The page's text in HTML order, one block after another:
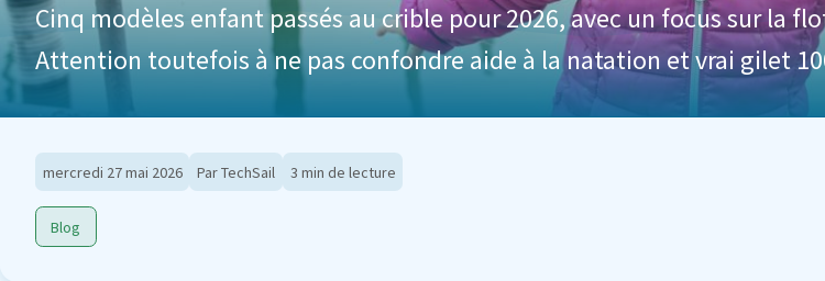
Cinq modèles enfant passés au crible pour 2026, avec un focus sur
Attention toutefois à ne pas confondre aide à la natation et vrai gilet
mercredi 27 mai 2026 Par TechSail 3 min de lecture
Blog